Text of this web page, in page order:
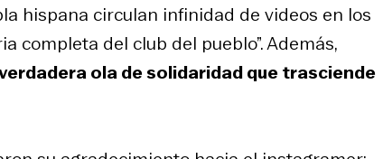
hispana circulan infinidad de videos en los
completa del club del pueblo”. Además,
ola de solidaridad que trasciende